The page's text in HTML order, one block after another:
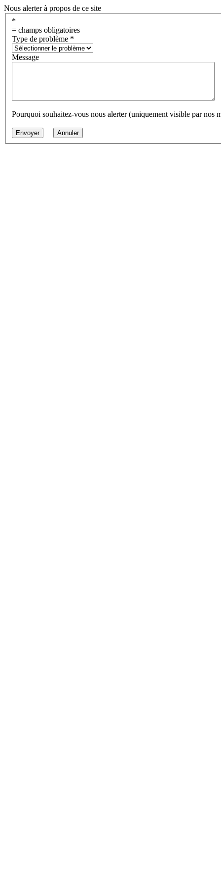
Nous alerter à propos de ce site
*
= champs obligatoires
Type de problème *
Message
Pourquoi souhaitez-vous nous alerter (uniquement visible par nos